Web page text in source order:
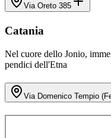
Via Oreto 385
Catania
Nel cuore dello Jonio,
pendici dell'Etna
Via Domenico Tempio